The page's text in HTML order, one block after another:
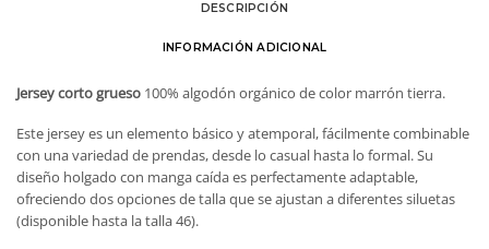
DESCRIPCIÓN
INFORMACIÓN ADICIONAL
Jersey corto grueso 100% algodón orgánico de color marrón tierra.
Este jersey es un elemento básico y atemporal, fácilmente combinable
con una variedad de prendas, desde lo casual hasta lo formal. Su
diseño holgado con manga caída es perfectamente adaptable,
ofreciendo dos opciones de talla que se ajustan a diferentes siluetas
(disponible hasta la talla 46).